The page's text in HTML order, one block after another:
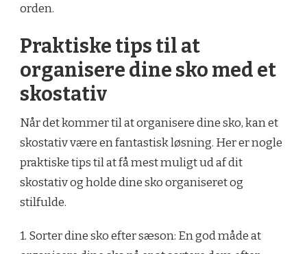
orden.
Praktiske tips til at
organisere dine sko med et
skostativ
Når det kommer til at organisere dine sko, kan et
skostativ være en fantastisk løsning. Her er nogle
praktiske tips til at få mest muligt ud af dit
skostativ og holde dine sko organiseret og
stilfulde.
1. Sorter dine sko efter sæson: En god måde at